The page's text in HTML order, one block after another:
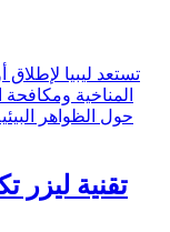
تستعد ليبيا
المناخية ومكافحة
حول الظواهر
تقنية